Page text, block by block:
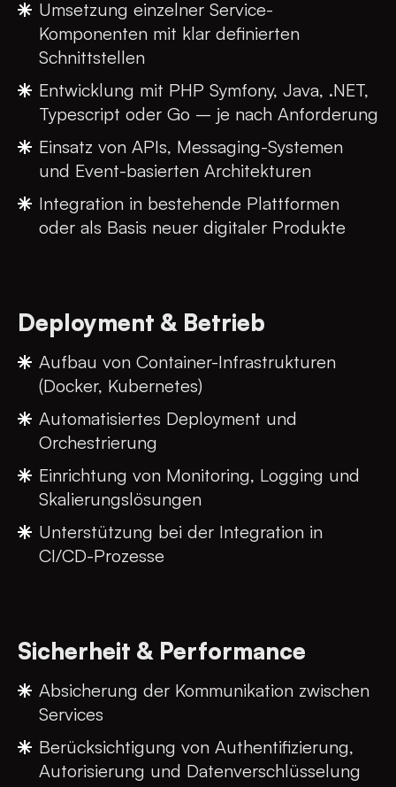
Umsetzung einzelner Service-
Komponenten mit klar definierten
Schnittstellen
Entwicklung mit PHP Symfony, Java, .NET,
Typescript oder Go – je nach Anforderung
Einsatz von APIs, Messaging-Systemen
und Event-basierten Architekturen
Integration in bestehende Plattformen
oder als Basis neuer digitaler Produkte
Deployment & Betrieb
Aufbau von Container-Infrastrukturen
(Docker, Kubernetes)
Automatisiertes Deployment und
Orchestrierung
Einrichtung von Monitoring, Logging und
Skalierungslösungen
Unterstützung bei der Integration in
CI/CD-Prozesse
Sicherheit & Performance
Absicherung der Kommunikation zwischen
Services
Berücksichtigung von Authentifizierung,
Autorisierung und Datenverschlüsselung